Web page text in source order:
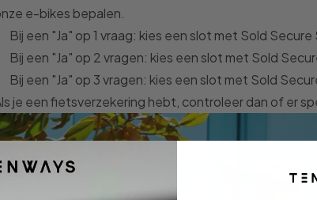
e-bikes bepalen.
Bij een "Ja" op 1 vraag: kies een slot met Sold
Bij een "Ja" op 2 vragen: kies een slot met Sold
Bij een "Ja" op 3 vragen: kies een slot met Sold
je een fietsverzekering hebt, controleer dan of er